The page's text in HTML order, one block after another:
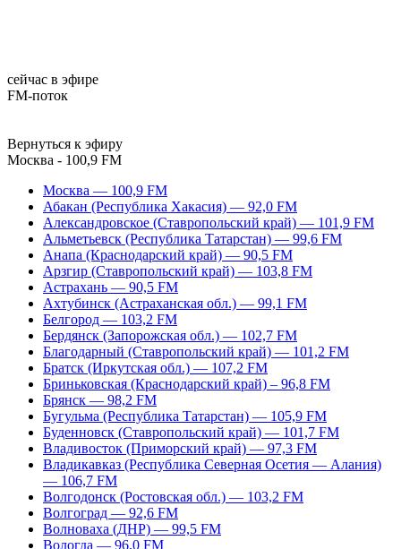
сейчас в эфире
FM-поток
Вернуться к эфиру
Москва - 100,9 FM
Москва — 100,9 FM
Абакан (Республика Хакасия) — 92,0 FM
Александровское (Ставропольский край) — 101,9 FM
Альметьевск (Республика Татарстан) — 99,6 FM
Анапа (Краснодарский край) — 90,5 FM
Арзгир (Ставропольский край) — 103,8 FM
Астрахань — 90,5 FM
Ахтубинск (Астраханская обл.) — 99,1 FM
Белгород — 103,2 FM
Бердянск (Запорожская обл.) — 102,7 FM
Благодарный (Ставропольский край) — 101,2 FM
Братск (Иркутская обл.) — 107,2 FM
Бриньковская (Краснодарский край) – 96,8 FM
Брянск — 98,2 FM
Бугульма (Республика Татарстан) — 105,9 FM
Буденновск (Ставропольский край) — 101,7 FM
Владивосток (Приморский край) — 97,3 FM
Владикавказ (Республика Северная Осетия — Алания)
— 106,7 FM
Волгодонск (Ростовская обл.) — 103,2 FM
Волгоград — 92,6 FM
Волноваха (ДНР) — 99,5 FM
Вологда — 96,0 FM